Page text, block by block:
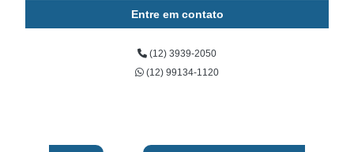
Entre em contato
(12) 3939-2050
(12) 99134-1120